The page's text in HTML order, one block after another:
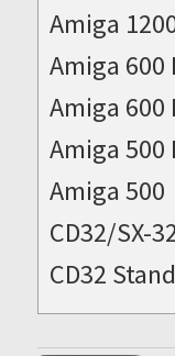
Amiga
Amiga 600
Amiga
Amiga
Amiga 500
CD32/SX-
CD32